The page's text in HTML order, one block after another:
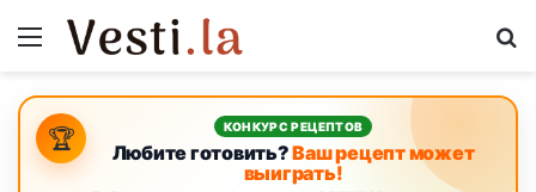
Menu
🏆 КОНКУРС РЕЦЕПТОВ
Любите готовить?Ваш рецепт может
выиграть!